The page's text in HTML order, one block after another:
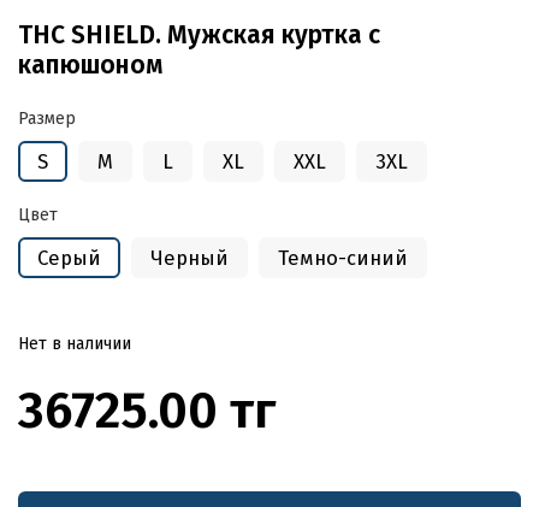
THC SHIELD. Мужская куртка с
капюшоном
Размер
S M L XL XXL 3XL
Цвет
Серый Черный Темно-синий
Нет в наличии
36725.00 тг